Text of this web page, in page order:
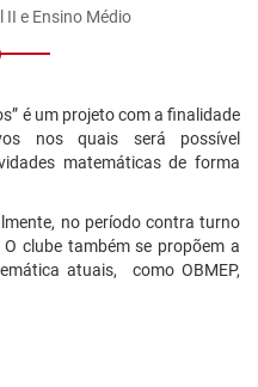
e Ensino Médio
é um projeto com a finalidade
nos quais será possível
matemáticas de forma
no período contra turno
clube também se propõem a
atuais, como OBMEP,